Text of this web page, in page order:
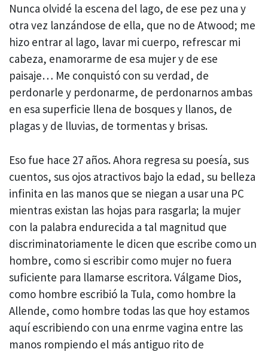
Nunca olvidé la escena del lago, de ese pez una y
otra vez lanzándose de ella, que no de Atwood; me
hizo entrar al lago, lavar mi cuerpo, refrescar mi
cabeza, enamorarme de esa mujer y de ese
paisaje… Me conquistó con su verdad, de
perdonarle y perdonarme, de perdonarnos ambas
en esa superficie llena de bosques y llanos, de
plagas y de lluvias, de tormentas y brisas.
Eso fue hace 27 años. Ahora regresa su poesía, sus
cuentos, sus ojos atractivos bajo la edad, su belleza
infinita en las manos que se niegan a usar una PC
mientras existan las hojas para rasgarla; la mujer
con la palabra endurecida a tal magnitud que
discriminatoriamente le dicen que escribe como un
hombre, como si escribir como mujer no fuera
suficiente para llamarse escritora. Válgame Dios,
como hombre escribió la Tula, como hombre la
Allende, como hombre todas las que hoy estamos
aquí escribiendo con una enrme vagina entre las
manos rompiendo el más antiguo rito de